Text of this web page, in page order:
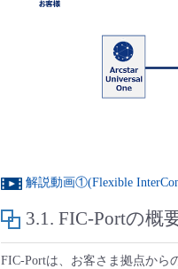
解説動画①(Flexible
3.1. FIC-Portの概
FIC-Portは、お客さま拠点から